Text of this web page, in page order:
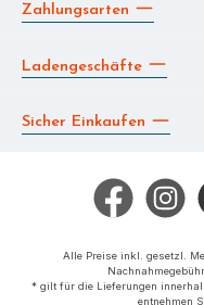
Zahlungsarten
Ladengeschäfte
Sicher Einkaufen
Facebook Instagram
Alle Preise inkl. gesetzl.
* gilt für die Lieferungen
entnehmen